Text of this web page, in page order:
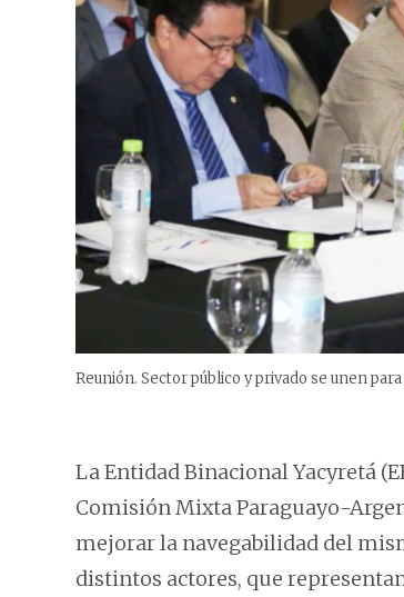
Reunión. Sector público y privado se unen
La Entidad Binacional Yacyretá
Comisión Mixta Paraguayo-
mejorar la navegabilidad del
distintos actores, que